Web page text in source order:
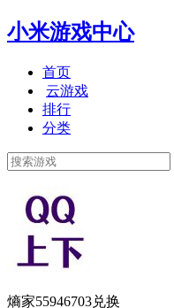
小米游戏中心
首页
云游戏
排行
分类
熵家55946703兑换